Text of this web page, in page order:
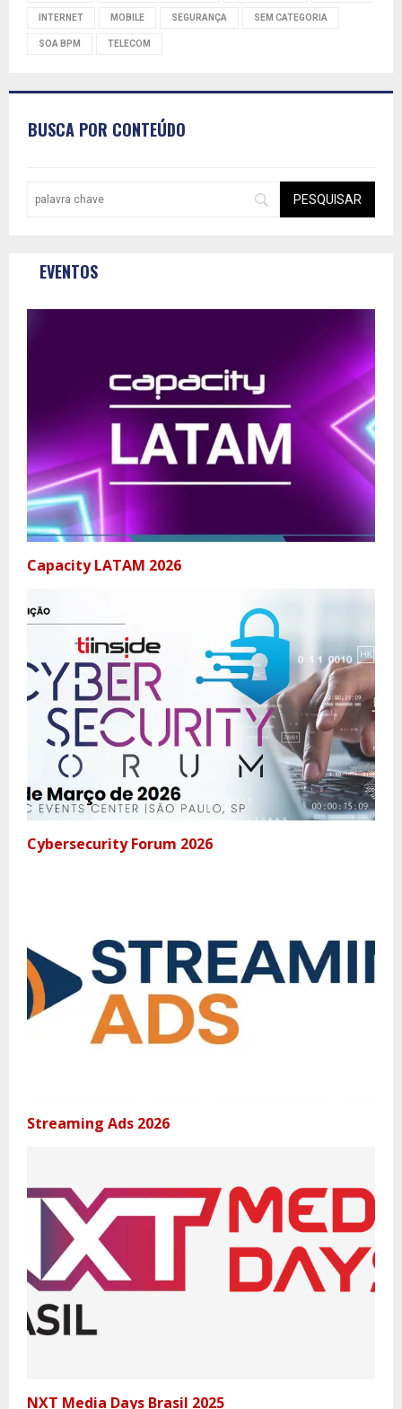
INTERNET MOBILE SEGURANÇA SEM CATEGORIA
SOA BPM TELECOM
BUSCA POR CONTEÚDO
EVENTOS
Capacity LATAM 2026
Cybersecurity Forum 2026
Streaming Ads 2026
NXT Media Days Brasil 2025